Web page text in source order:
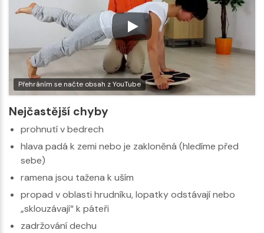
Přehráním se načte obsah z YouTube
Nejčastější chyby
prohnutí v bedrech
hlava padá k zemi nebo je zakloněná (hledíme před
sebe)
ramena jsou tažena k uším
propad v oblasti hrudníku, lopatky odstávají nebo
„sklouzávají“ k páteři
zadržování dechu